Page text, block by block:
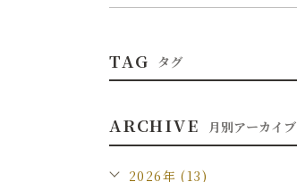
TAG タグ
ARCHIVE 月別アーカイブ
2026年 (13)